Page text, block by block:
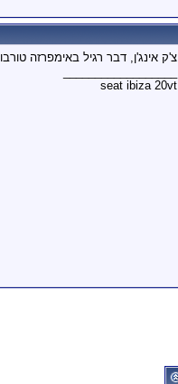
צ'ק אינג'ן, דבר רגיל באימפרזה טורבו
seat ibiza 20vt